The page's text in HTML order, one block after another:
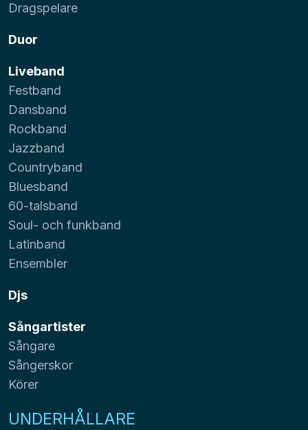
Dragspelare
Duor
Liveband
Festband
Dansband
Rockband
Jazzband
Countryband
Bluesband
60-talsband
Soul- och funkband
Latinband
Ensembler
Djs
Sångartister
Sångare
Sångerskor
Körer
UNDERHÅLLARE